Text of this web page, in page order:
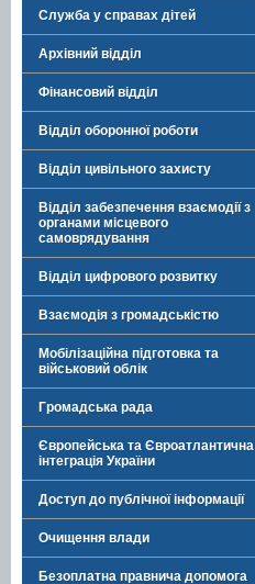
Служба у справах дітей
Архівний відділ
Фінансовий відділ
Відділ оборонної роботи
Відділ цивільного захисту
Відділ забезпечення взаємодії з
органами місцевого
самоврядування
Відділ цифрового розвитку
Взаємодія з громадськістю
Мобілізаційна підготовка та
військовий облік
Громадська рада
Європейська та Євроатлантична
інтеграція України
Доступ до публічної інформації
Очищення влади
Безоплатна правнича допомога